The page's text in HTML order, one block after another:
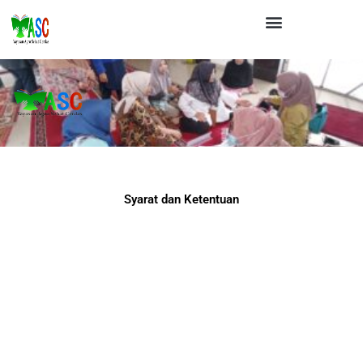
konten
Menu
Syarat dan Ketentuan